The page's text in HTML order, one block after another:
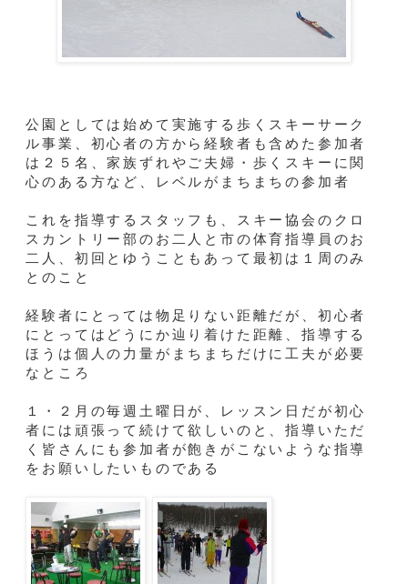
公園としては始めて実施する歩くスキーサーク
ル事業、初心者の方から経験者も含めた参加者
は２５名、家族ずれやご夫婦・歩くスキーに関
心のある方など、レベルがまちまちの参加者
これを指導するスタッフも、スキー協会のクロ
スカントリー部のお二人と市の体育指導員のお
二人、初回とゆうこともあって最初は１周のみ
とのこと
経験者にとっては物足りない距離だが、初心者
にとってはどうにか辿り着けた距離、指導する
ほうは個人の力量がまちまちだけに工夫が必要
なところ
１・２月の毎週土曜日が、レッスン日だが初心
者には頑張って続けて欲しいのと、指導いただ
く皆さんにも参加者が飽きがこないような指導
をお願いしたいものである